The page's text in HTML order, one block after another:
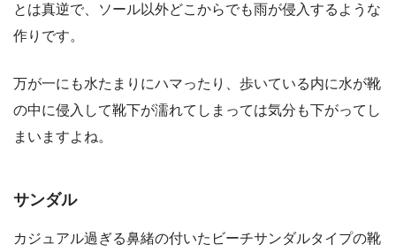
とは真逆で、ソール以外どこからでも雨が侵入するような
作りです。
万が一にも水たまりにハマったり、歩いている内に水が靴
の中に侵入して靴下が濡れてしまっては気分も下がってし
まいますよね。
サンダル
カジュアル過ぎる鼻緒の付いたビーチサンダルタイプの靴